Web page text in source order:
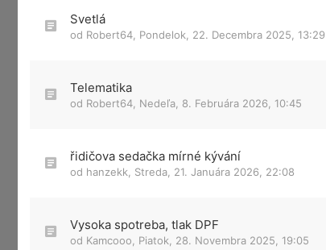
Svetlá
od Robert64 Pondelok, 22. Decembra 2025, 13:29
Telematika
od Robert64 Nedeľa, 8. Februára 2026, 10:45
řidičova sedačka mírné kývání
od hanzekk Streda, 21. Januára 2026, 22:08
Vysoka spotreba, tlak DPF
od Kamcooo Piatok, 28. Novembra 2025, 19:05